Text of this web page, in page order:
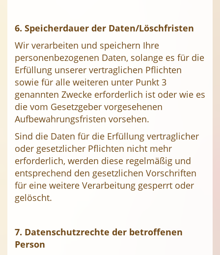
6. Speicherdauer der Daten/Löschfristen
Wir verarbeiten und speichern Ihre
personenbezogenen Daten, solange es für die
Erfüllung unserer vertraglichen Pflichten
sowie für alle weiteren unter Punkt 3
genannten Zwecke erforderlich ist oder wie es
die vom Gesetzgeber vorgesehenen
Aufbewahrungsfristen vorsehen.
Sind die Daten für die Erfüllung vertraglicher
oder gesetzlicher Pflichten nicht mehr
erforderlich, werden diese regelmäßig und
entsprechend den gesetzlichen Vorschriften
für eine weitere Verarbeitung gesperrt oder
gelöscht.
7. Datenschutzrechte der betroffenen
Person